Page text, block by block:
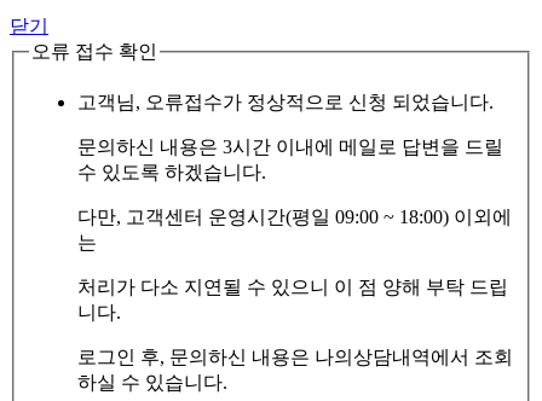
닫기
오류 접수 확인
고객님, 오류접수가 정상적으로 신청 되었습니다.
문의하신 내용은 3시간 이내에 메일로 답변을 드릴
수 있도록 하겠습니다.
다만, 고객센터 운영시간(평일 09:00 ~ 18:00) 이외에
는
처리가 다소 지연될 수 있으니 이 점 양해 부탁 드립
니다.
로그인 후, 문의하신 내용은 나의상담내역에서 조회
하실 수 있습니다.